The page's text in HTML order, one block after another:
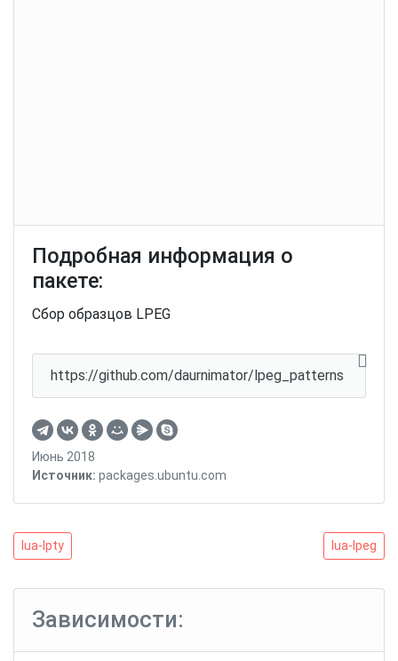
Подробная информация о
пакете:
Сбор образцов LPEG
https://github.com/daurnimator/lpeg_patterns
Июнь 2018
Источник: packages.ubuntu.com
Навигация
записям
lua-
lpty
lua-lpty
lua-
lpeg
lua-lpeg
Зависимости: